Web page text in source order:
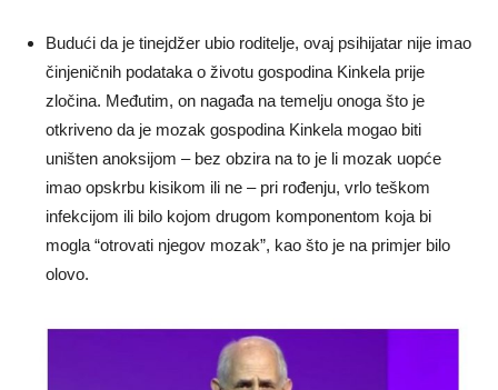
Budući da je tinejdžer ubio roditelje, ovaj psihijatar nije imao
činjeničnih podataka o životu gospodina Kinkela prije
zločina. Međutim, on nagađa na temelju onoga što je
otkriveno da je mozak gospodina Kinkela mogao biti
uništen anoksijom – bez obzira na to je li mozak uopće
imao opskrbu kisikom ili ne – pri rođenju, vrlo teškom
infekcijom ili bilo kojom drugom komponentom koja bi
mogla “otrovati njegov mozak”, kao što je na primjer bilo
olovo.